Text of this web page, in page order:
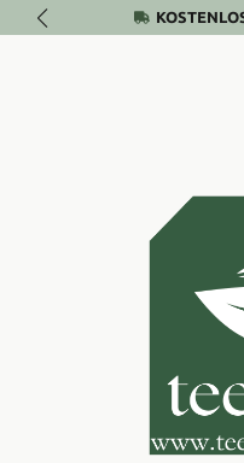
Zum Hauptinhalt springen